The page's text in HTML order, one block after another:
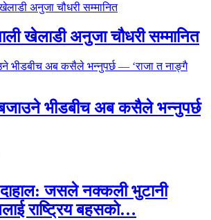
खेलाडी अनुजा चौधरी सम्मानित
भीडबीच अब कसैले भन्नुपर्छ
जसले नक्कली भुटानी
राष्ट्रिय बहसको…